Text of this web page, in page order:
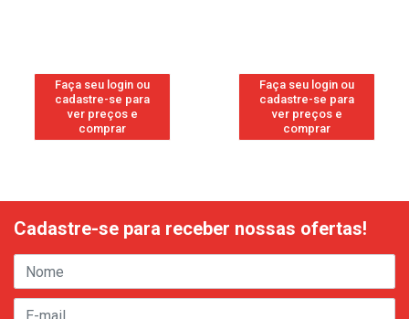
Faça seu login ou
cadastre-se para
ver preços e
comprar
Faça seu login ou
cadastre-se para
ver preços e
comprar
Cadastre-se para receber nossas ofertas!